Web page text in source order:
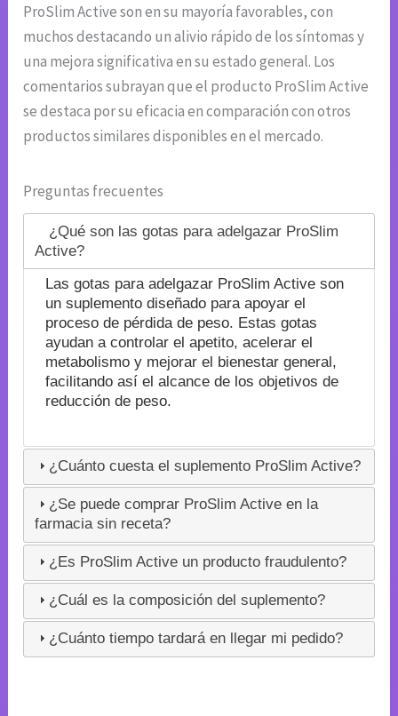
ProSlim Active son en su mayoría favorables, con
muchos destacando un alivio rápido de los síntomas y
una mejora significativa en su estado general. Los
comentarios subrayan que el producto ProSlim Active
se destaca por su eficacia en comparación con otros
productos similares disponibles en el mercado.
Preguntas frecuentes
¿Qué son las gotas para adelgazar ProSlim
Active?
Las gotas para adelgazar ProSlim Active son
un suplemento diseñado para apoyar el
proceso de pérdida de peso. Estas gotas
ayudan a controlar el apetito, acelerar el
metabolismo y mejorar el bienestar general,
facilitando así el alcance de los objetivos de
reducción de peso.
¿Cuánto cuesta el suplemento ProSlim Active?
¿Se puede comprar ProSlim Active en la
farmacia sin receta?
¿Es ProSlim Active un producto fraudulento?
¿Cuál es la composición del suplemento?
¿Cuánto tiempo tardará en llegar mi pedido?